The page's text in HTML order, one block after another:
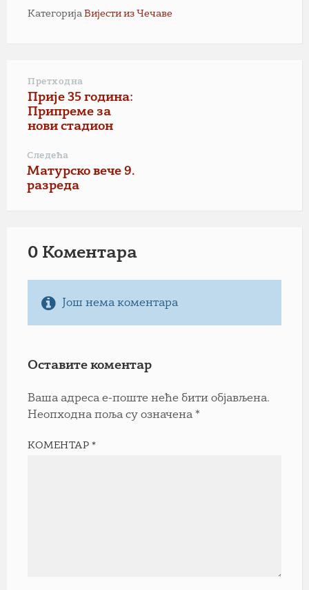
Категорија Вијести из Чечаве
Претходна
Прије 35 година:
Припреме за
нови стадион
Следећа
Матурско вече 9.
разреда
0 Коментарa
Још нема коментара
Оставите коментар
Ваша адреса е-поште неће бити објављена.
Неопходна поља су означена *
КОМЕНТАР*